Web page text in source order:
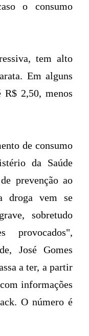
o consumo
tem alto
Em alguns
R$ 2,50, menos
de consumo
da Saúde
prevenção ao
droga vem se
sobretudo
provocados",
José Gomes
a ter, a partir
informações
O número é